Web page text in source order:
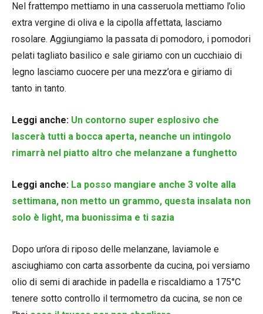
Nel frattempo mettiamo in una casseruola mettiamo l’olio
extra vergine di oliva e la cipolla affettata, lasciamo
rosolare. Aggiungiamo la passata di pomodoro, i pomodori
pelati tagliato basilico e sale giriamo con un cucchiaio di
legno lasciamo cuocere per una mezz’ora e giriamo di
tanto in tanto.
Leggi anche: Un contorno super esplosivo che
lascerà tutti a bocca aperta, neanche un intingolo
rimarrà nel piatto altro che melanzane a funghetto
Leggi anche: La posso mangiare anche 3 volte alla
settimana, non metto un grammo, questa insalata non
solo è light, ma buonissima e ti sazia
Dopo un’ora di riposo delle melanzane, laviamole e
asciughiamo con carta assorbente da cucina, poi versiamo
olio di semi di arachide in padella e riscaldiamo a 175°C
tenere sotto controllo il termometro da cucina, se non ce